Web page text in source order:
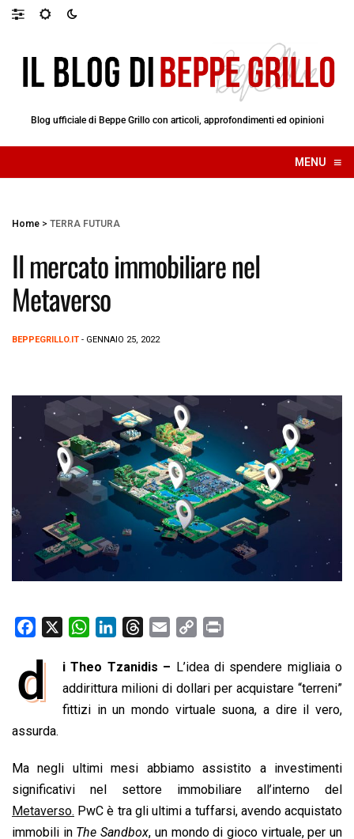
Blog ufficiale di Beppe Grillo con articoli, approfondimenti ed opinioni
MENU ≡
☰
Home > TERRA FUTURA
Il mercato immobiliare nel
Metaverso
BEPPEGRILLO.IT - GENNAIO 25, 2022
e
o
k
W
a
t
s
p
n
k
e
n
r
e
a
i
p
y
L
k
i
n
t
d i Theo Tzanidis – L’idea di spendere migliaia o
addirittura milioni di dollari per acquistare “terreni”
fittizi in un mondo virtuale suona, a dire il vero,
assurda.
Ma negli ultimi mesi abbiamo assistito a investimenti
significativi nel settore immobiliare all’interno del
Metaverso. PwC è tra gli ultimi a tuffarsi, avendo acquistato
immobili in The Sandbox, un mondo di gioco virtuale, per un